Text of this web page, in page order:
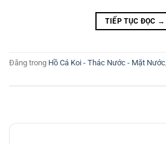
TIẾP TỤC ĐỌC →
Đăng trong Hồ Cá Koi - Thác Nước - Mặt Nước